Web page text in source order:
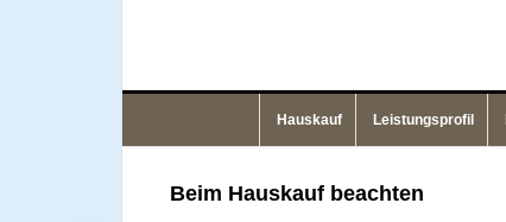
Hauskauf Leistungsprofil
Beim Hauskauf beachten